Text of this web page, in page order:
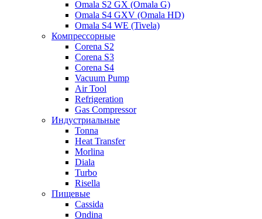
Omala S2 GX (Omala G)
Omala S4 GXV (Omala HD)
Omala S4 WE (Tivela)
Компрессорные
Corena S2
Corena S3
Corena S4
Vacuum Pump
Air Tool
Refrigeration
Gas Compressor
Индустриальные
Tonna
Heat Transfer
Morlina
Diala
Turbo
Risella
Пищевые
Cassida
Ondina